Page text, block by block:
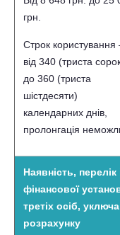
грн.
Строк користування
від 340 (триста
до 360 (триста
шістдесяти)
календарних днів,
пролонгація
Наявність,
фінансової
третіх осіб,
розрахунку